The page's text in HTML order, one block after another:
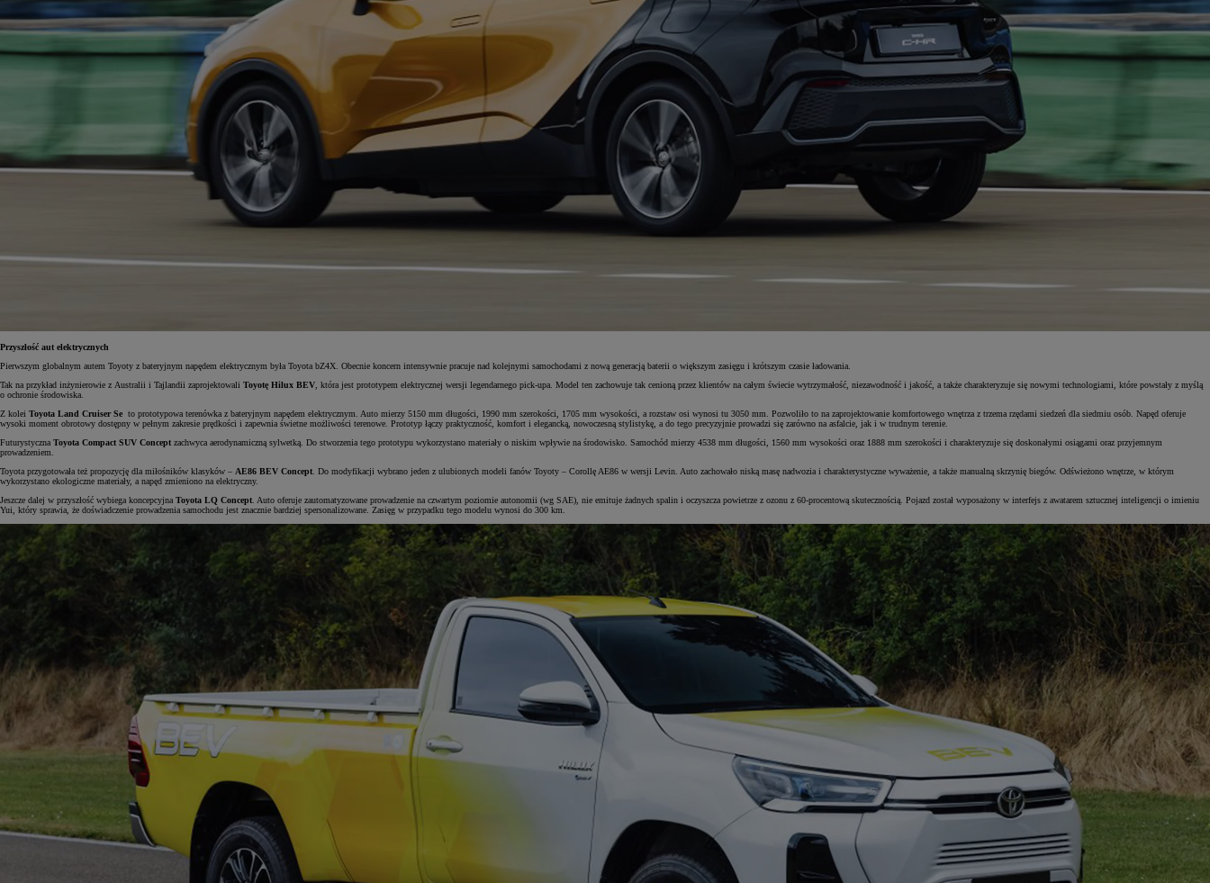
105 300 zł
Corolla Hatchback
HYBRID
Przyszłość aut elektrycznych
Pierwszym globalnym autem Toyoty z bateryjnym napędem elektrycznym była Toyota bZ4X. Obecnie koncern intensywnie pracuje nad kolejnymi samochodami z nową generacją baterii o większym zasięgu i krótszym czasie ładowania.
Tak na przykład inżynierowie z Australii i Tajlandii zaprojektowali Toyotę Hilux BEV , która jest prototypem elektrycznej wersji legendarnego pick-upa. Model ten zachowuje tak cenioną przez klientów na całym świecie wytrzymałość, niezawodność i jakość, a także charakteryzuje się nowymi technologiami, które powstały z myślą
o ochronie środowiska.
Z kolei Toyota Land Cruiser Se to prototypowa terenówka z bateryjnym napędem elektrycznym. Auto mierzy 5150 mm długości, 1990 mm szerokości, 1705 mm wysokości, a rozstaw osi wynosi tu 3050 mm. Pozwoliło to na zaprojektowanie komfortowego wnętrza z trzema rzędami siedzeń dla siedmiu osób. Napęd oferuje
wysoki moment obrotowy dostępny w pełnym zakresie prędkości i zapewnia świetne możliwości terenowe. Prototyp łączy praktyczność, komfort i elegancką, nowoczesną stylistykę, a do tego precyzyjnie prowadzi się zarówno na asfalcie, jak i w trudnym terenie.
Futurystyczna Toyota Compact SUV Concept zachwyca aerodynamiczną sylwetką. Do stworzenia tego prototypu wykorzystano materiały o niskim wpływie na środowisko. Samochód mierzy 4538 mm długości, 1560 mm wysokości oraz 1888 mm szerokości i charakteryzuje się doskonałymi osiągami oraz przyjemnym
prowadzeniem.
Toyota przygotowała też propozycję dla miłośników klasyków – AE86 BEV Concept . Do modyfikacji wybrano jeden z ulubionych modeli fanów Toyoty – Corollę AE86 w wersji Levin. Auto zachowało niską masę nadwozia i charakterystyczne wyważenie, a także manualną skrzynię biegów. Odświeżono wnętrze, w którym
wykorzystano ekologiczne materiały, a napęd zmieniono na elektryczny.
Jeszcze dalej w przyszłość wybiega koncepcyjna Toyota LQ Concept . Auto oferuje zautomatyzowane prowadzenie na czwartym poziomie autonomii (wg SAE), nie emituje żadnych spalin i oczyszcza powietrze z ozonu z 60-procentową skutecznością. Pojazd został wyposażony w interfejs z awatarem sztucznej inteligencji o imieniu
Yui, który sprawia, że doświadczenie prowadzenia samochodu jest znacznie bardziej spersonalizowane. Zasięg w przypadku tego modelu wynosi do 300 km.